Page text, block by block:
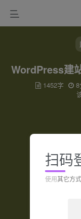
WordPress建
1452字 8
扫码
使用其它方